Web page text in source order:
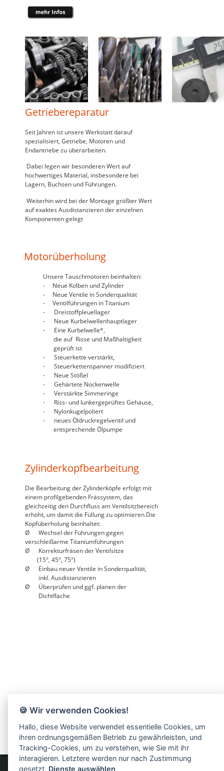
Getriebereparatur
Seit Jahren ist unsere Werkstatt darauf
spezialisiert, Getriebe, Motoren und
Endantriebe zu überarbeiten.
Dabei legen wir besonderen Wert auf
hochwertiges Material, insbesondere bei
Lagern, Buchsen und Führungen.
Weiterhin wird bei der Montage größter Wert
auf exaktes Ausdistanzieren der einzelnen
Komponenten gelegt
Zylinderkopfbearbeitung
Die Bearbeitung der Zylinderköpfe erfolgt mit
einem profilgebenden Frässystem, das
gleichzeitig den Durchfluss am Ventilsitzbereich
erhöht, um damit die Füllung zu optimieren.Die
Kopfüberholung beinhaltet:
Ø      Wechsel der Führungen gegen
verschleißarme Titaniumführungen
Ø      Korrekturfräsen der Ventilsitze
        (15°, 45°, 75°)
Ø      Einbau neuer Ventile in Sonderqualität,
         inkl. Ausdistanzieren
Ø      Überprüfen und ggf. planen der
         Dichtfläche
Motorüberholung
Unsere Tauschmotoren beinhalten:
-     Neue Kolben und Zylinder
-     Neue Ventile in Sonderqualität
-     Ventilführungen in Titanium
-      Dreistoffpleuellager
-      Neue Kurbelwellenhauptlager
-      Eine Kurbelwelle*,
       die auf  Risse und Maßhaltigkeit
       geprüft ist
-      Steuerkette verstärkt,
-      Steuerkettenspanner modifiziert
-      Neue Stößel
-      Gehärtete Nockenwelle
-      Verstärkte Simmeringe
-      Riss- und lunkergeprüftes Gehäuse,
-      Nylonkugelpoliert
-      neues Öldruckregelventil und
       entsprechende Ölpumpe
🍪 Wir verwenden Cookies!
Hallo, diese Website verwendet essentielle Cookies, um
ihren ordnungsgemäßen Betrieb zu gewährleisten, und
Tracking-Cookies, um zu verstehen, wie Sie mit ihr
interagieren. Letztere werden nur nach Zustimmung
gesetzt. Dienste auswählen